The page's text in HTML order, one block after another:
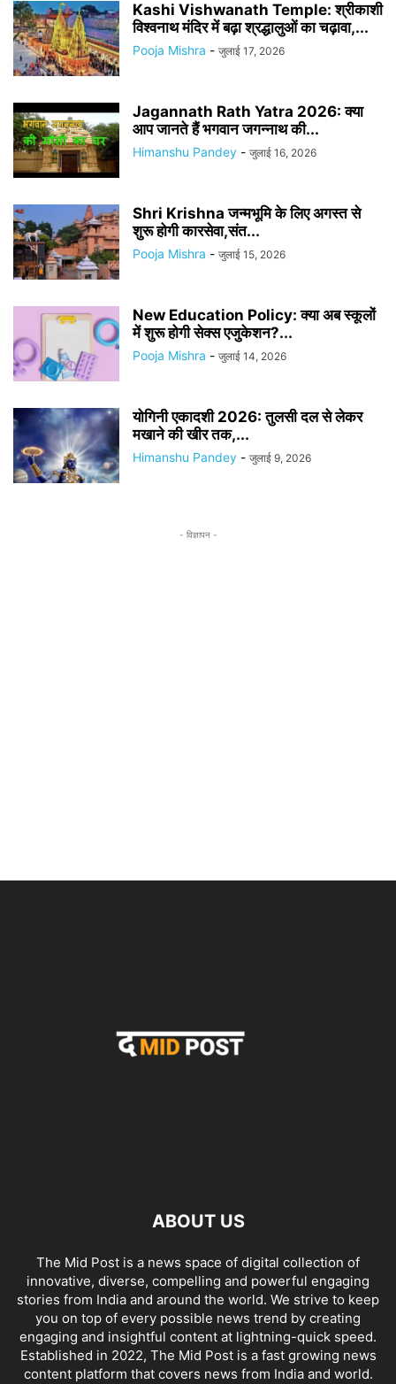
Kashi Vishwanath Temple: श्रीकाशी
विश्वनाथ मंदिर में बढ़ा श्रद्धालुओं का चढ़ावा,...
Pooja Mishra - जुलाई 17, 2026
Jagannath Rath Yatra 2026: क्या
आप जानते हैं भगवान जगन्नाथ की...
Himanshu Pandey - जुलाई 16, 2026
Shri Krishna जन्मभूमि के लिए अगस्त से
शुरू होगी कारसेवा,संत...
Pooja Mishra - जुलाई 15, 2026
New Education Policy: क्या अब स्कूलों
में शुरू होगी सेक्स एजुकेशन?...
Pooja Mishra - जुलाई 14, 2026
योगिनी एकादशी 2026: तुलसी दल से लेकर
मखाने की खीर तक,...
Himanshu Pandey - जुलाई 9, 2026
- विज्ञापन -
ABOUT US
The Mid Post is a news space of digital collection of
innovative, diverse, compelling and powerful engaging
stories from India and around the world. We strive to keep
you on top of every possible news trend by creating
engaging and insightful content at lightning-quick speed.
Established in 2022, The Mid Post is a fast growing news
content platform that covers news from India and world.